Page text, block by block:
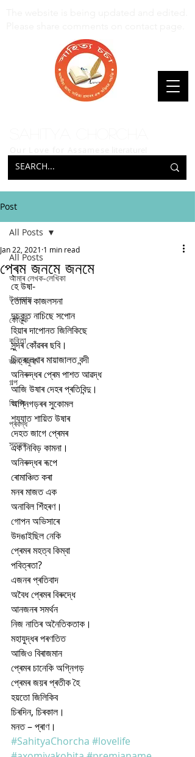
Post
All Posts
আমাৰ লেখক-লেখিকা
উপন্যাস
কৌতুক
কবিতা
জ্ঞান সঁফুৰা
গল্প
বিশেষ
প্ৰবন্ধ
স্তৱক
All Posts
প্ৰেম জনমে জনমে
Jan 22, 2021 1 min read
হে উষা-
তোমাৰ কাজলসনা
দুচকুত নাচিছে সপোন
হিয়াৰ দাপোনত জিলিকিছে
সুন্দৰ কোঁৱৰৰ ছবি।
চিত্ৰলেখাৰ মায়াজালত বন্দী
অনিৰুদ্ধৰ প্ৰেম পাশত আৱদ্ধ
আজি উষাৰ দেহৰ প্ৰতিবিন্দু।
অগ্নিগড়ৰৰ সুকোমল
শয্যাত শায়িত উষাৰ
দেহত জাগে প্ৰেমৰ
এক নিবিড় কামনা।
অনিৰুদ্ধৰ ৰূপে
ৰোমাঞ্চিত কৰা
মনৰ মাজত এক
অনাবিল শিঁহৰণ।
গোপন অভিসাৰে
উদঙাইছিল নেকি
প্ৰেমৰ মহত্ব কিম্বা
পবিত্ৰতা?
এজনৰ প্ৰতিবাদ
অবৈধ প্ৰেমৰ বিৰুদ্ধে
আনজনৰ সমৰ্থন
নিজ নাতিৰ অনৈতিকতাক।
মহাযুদ্ধৰ পৰণতিত
আজিও বিৰাজমান
প্ৰেমৰ চানেকি অগ্নিগড়
প্ৰেমৰ জয়ৰ প্ৰতীক হৈ
হয়তো জিলিকিব
চিৰদিন, চিৰকাল।
মনত – প্ৰাণ।
#SahityaChorcha #lovelife